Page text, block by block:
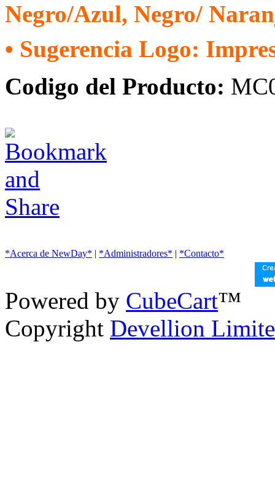
Negro/Azul, Negro/
• Sugerencia Logo:
Codigo del Producto:
*Acerca de NewDay* | *Administradores* | *Contacto*
Powered by CubeCart™
Copyright Devellion